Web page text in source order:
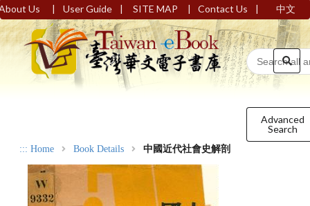
Us | User Guide | SITE MAP | Contact Us | 中文
Advanced
Search
::: Home Book Details 中國近代社會史解剖